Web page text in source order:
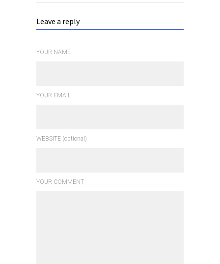
Leave a reply
YOUR NAME
YOUR EMAIL
WEBSITE (optional)
YOUR COMMENT